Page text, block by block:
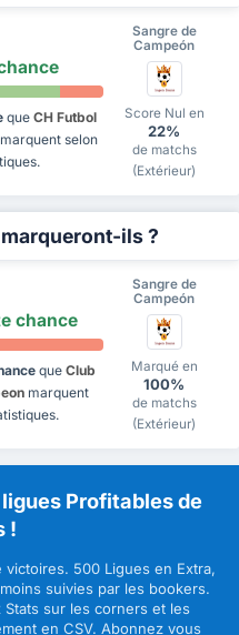
Sangre de
Campeón
que CH Futbol
marquent selon
Score Nul en
22%
de matchs
(Extérieur)
marqueront-ils ?
Sangre de
Campeón
chance
que Club
marquent
Marqué en
100%
de matchs
(Extérieur)
Profitables de
!
500 Ligues en Extra,
suivies par les bookers.
sur les corners et les
en CSV. Abonnez vous